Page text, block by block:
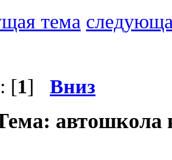
тема
[1] Вниз
автошкола